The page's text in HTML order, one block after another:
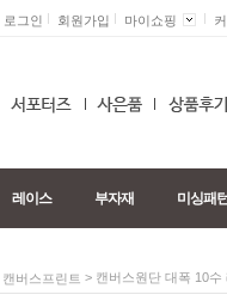
로그인 회원가입 마이쇼핑
레이스 부자재 미싱패
캔버스프린트 > 캔버스원단 대폭 10수